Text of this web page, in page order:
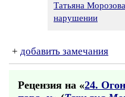
Татьяна
нарушении
+ добавить замечания
Рецензия на «24.